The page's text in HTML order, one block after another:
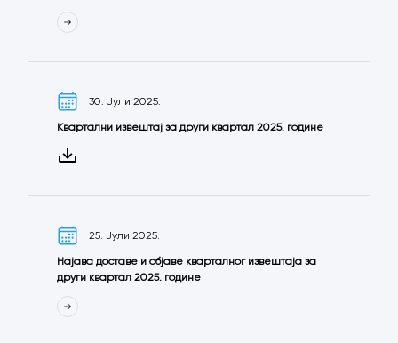
30. Јули 2025.
Квартални извештај за други квартал 2025. године
25. Јули 2025.
Најава доставе и објаве кварталног извештаја за
други квартал 2025. године